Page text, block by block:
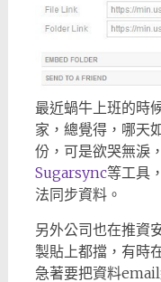
最近蝸牛上班的時
家，總覺得，哪天
份，可是欲哭無淚
Sugarsync等工具
法同步資料。
另外公司也在推資
製貼上都擋，有時
急著要把資料